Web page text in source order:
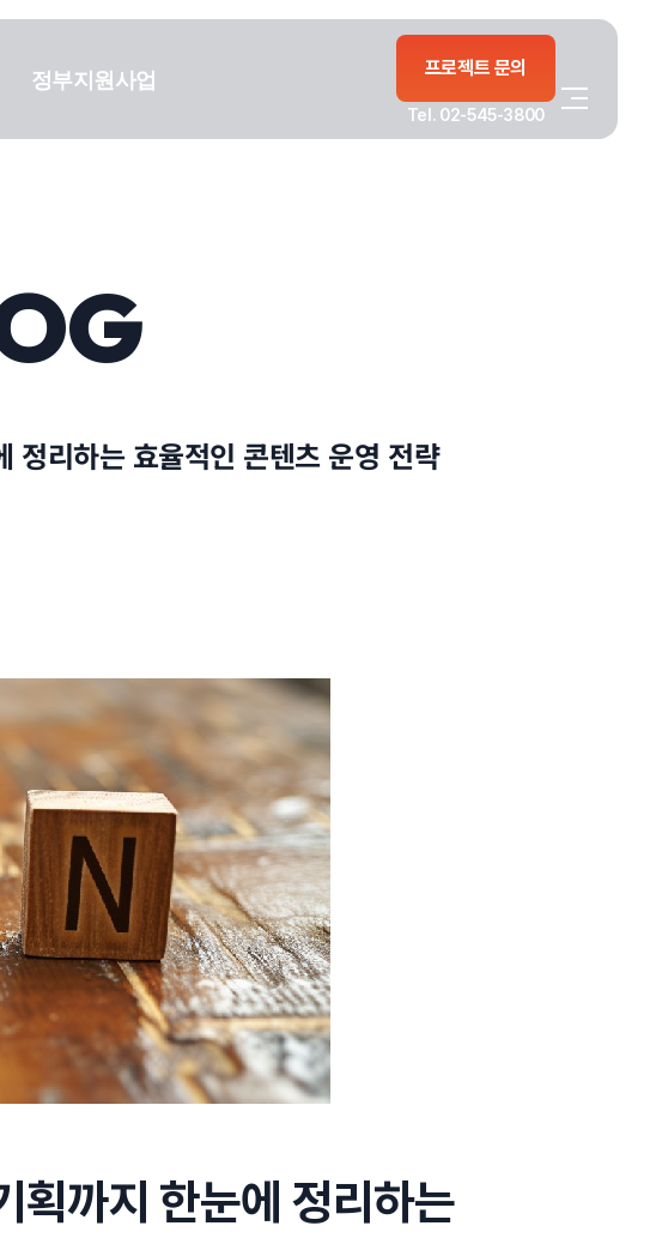
정부지원사업 프로젝트 문의
Tel. 02-545-3800
정리하는 효율적인 콘텐츠 운영 전략
획까지 한눈에 정리하는